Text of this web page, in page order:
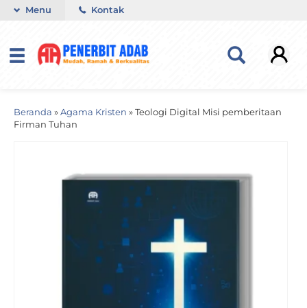
Menu Kontak
Beranda » Agama Kristen » Teologi Digital Misi pemberitaan
Firman Tuhan